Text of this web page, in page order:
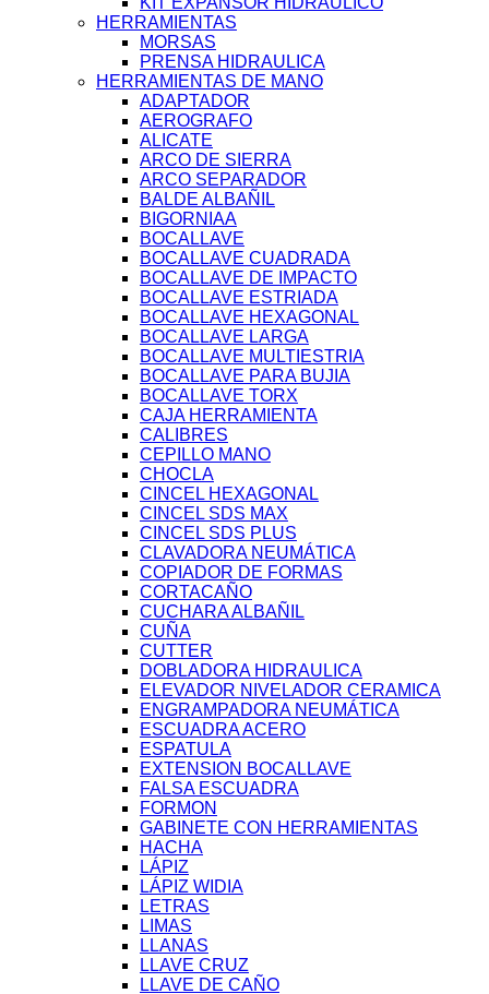
HERRAMIENTAS
MORSAS
PRENSA HIDRAULICA
HERRAMIENTAS DE MANO
ADAPTADOR
AEROGRAFO
ALICATE
ARCO DE SIERRA
ARCO SEPARADOR
BALDE ALBAÑIL
BIGORNIAA
BOCALLAVE
BOCALLAVE CUADRADA
BOCALLAVE DE IMPACTO
BOCALLAVE ESTRIADA
BOCALLAVE HEXAGONAL
BOCALLAVE LARGA
BOCALLAVE MULTIESTRIA
BOCALLAVE PARA BUJIA
BOCALLAVE TORX
CAJA HERRAMIENTA
CALIBRES
CEPILLO MANO
CHOCLA
CINCEL HEXAGONAL
CINCEL SDS MAX
CINCEL SDS PLUS
CLAVADORA NEUMÁTICA
COPIADOR DE FORMAS
CORTACAÑO
CUCHARA ALBAÑIL
CUÑA
CUTTER
DOBLADORA HIDRAULICA
ELEVADOR NIVELADOR CERAMICA
ENGRAMPADORA NEUMÁTICA
ESCUADRA ACERO
ESPATULA
EXTENSION BOCALLAVE
FALSA ESCUADRA
FORMON
GABINETE CON HERRAMIENTAS
HACHA
LÁPIZ
LÁPIZ WIDIA
LETRAS
LIMAS
LLANAS
LLAVE CRUZ
LLAVE DE CAÑO